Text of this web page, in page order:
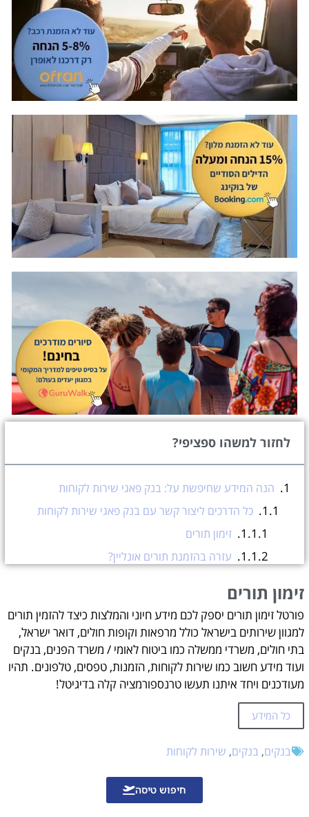
לחזור למשהו ספציפי?
הנה המידע שחיפשת על: בנק פאגי שירות לקוחות
כל הדרכים ליצור קשר עם בנק פאגי שירות לקוחות
זימון תורים
עזרה בהזמנת תורים אונליין?
זימון תורים
פורטל זימון תורים יספק לכם מידע חיוני והמלצות כיצד להזמין תורים
למגוון שירותים בישראל כולל מרפאות וקופות חולים, דואר ישראל,
בתי חולים, משרדי ממשלה כמו ביטוח לאומי / משרד הפנים, בנקים
ועוד מידע חשוב כמו שירות לקוחות, הזמנות, טפסים, טלפונים. תהיו
מעודכנים ויחד איתנו תעשו טרנספורמציה קלה בדיגיטל!
כל המידע
בנקים, בנקים, שירות לקוחות
חיפוש טיסה